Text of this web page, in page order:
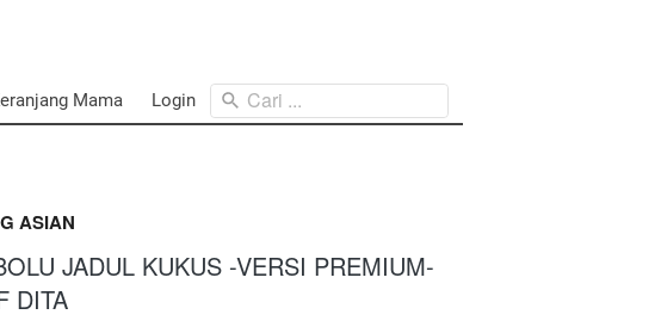
Mama Login Cari ...
ASIAN
JADUL KUKUS -VERSI PREMIUM-
DITA